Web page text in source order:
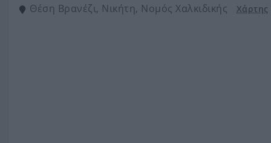
Θέση Βρανέζι, Νικήτη, Νομός Χαλκιδικής Χάρτης